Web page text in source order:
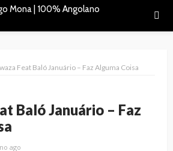
Feat Baló Januário – Faz Alguma Coisa
Baló Januário – Faz
ago